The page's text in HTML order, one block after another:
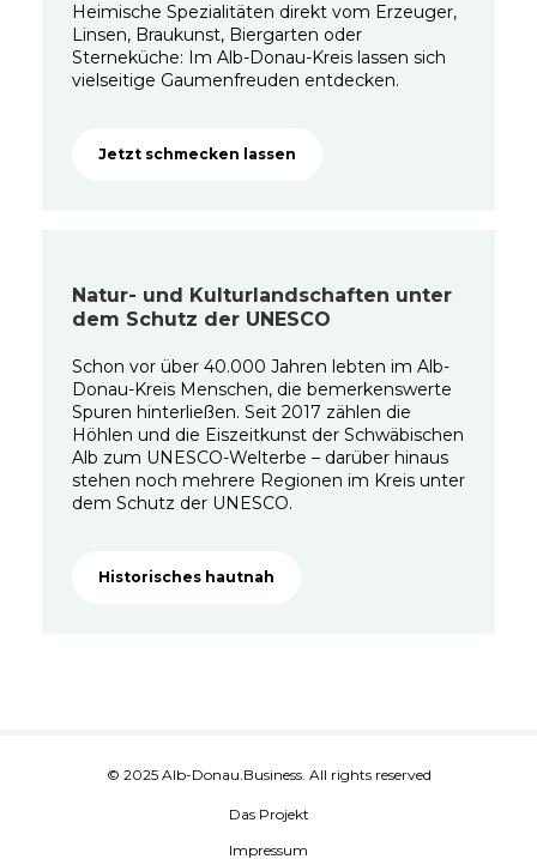
Heimische Spezialitäten direkt vom Erzeuger,
Linsen, Braukunst, Biergarten oder
Sterneküche: Im Alb-Donau-Kreis lassen sich
vielseitige Gaumenfreuden entdecken.
Jetzt schmecken lassen
Natur- und Kulturlandschaften unter
dem Schutz der UNESCO
Schon vor über 40.000 Jahren lebten im Alb-
Donau-Kreis Menschen, die bemerkenswerte
Spuren hinterließen. Seit 2017 zählen die
Höhlen und die Eiszeitkunst der Schwäbischen
Alb zum UNESCO-Welterbe – darüber hinaus
stehen noch mehrere Regionen im Kreis unter
dem Schutz der UNESCO.
Historisches hautnah
© 2025 Alb-Donau.Business. All rights reserved
Das Projekt
Impressum